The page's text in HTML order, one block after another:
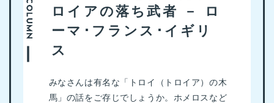
ロイアの落ち武者 － ロ
ーマ･フランス･イギリ
ス
みなさんは有名な「トロイ（トロイア）の木
馬」の話をご存じでしょうか。ホメロスなど